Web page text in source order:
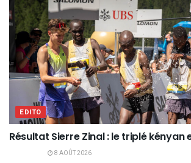
EDITO
Résultat Sierre Zinal : le triplé kényan
8 AOÛT 2026